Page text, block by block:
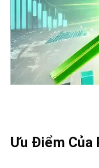
Ưu Điểm Của